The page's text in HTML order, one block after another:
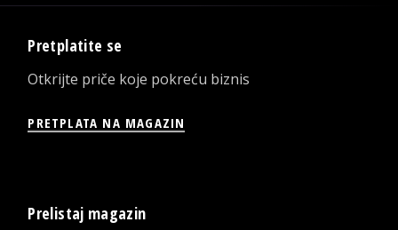
Pretplatite se
Otkrijte priče koje pokreću biznis
PRETPLATA NA MAGAZIN
Prelistaj magazin